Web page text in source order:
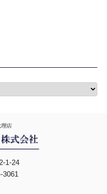
1-24
3061